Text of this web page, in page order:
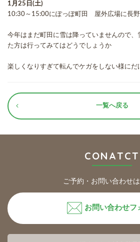
1月25日(土)
10:30～15:00にぽっぽ町田 屋外広場に長野
今年はまだ町田に雪は降っていませんので
た方は行ってみてはどうでしょうか
楽しくなりすぎて転んでケガをしない様にだ
一覧へ戻る
CONATCT
ご予約・お問い合わせ
お問い合わせフ